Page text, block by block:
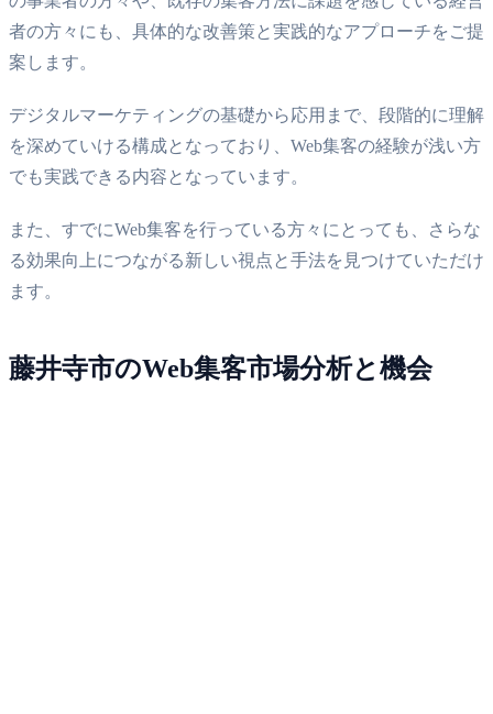
者の方々にも、具体的な改善策と実践的なアプローチをご提
案します。
デジタルマーケティングの基礎から応用まで、段階的に理解
を深めていける構成となっており、Web集客の経験が浅い方
でも実践できる内容となっています。
また、すでにWeb集客を行っている方々にとっても、さらな
る効果向上につながる新しい視点と手法を見つけていただけ
ます。
藤井寺市のWeb集客市場分析と機会